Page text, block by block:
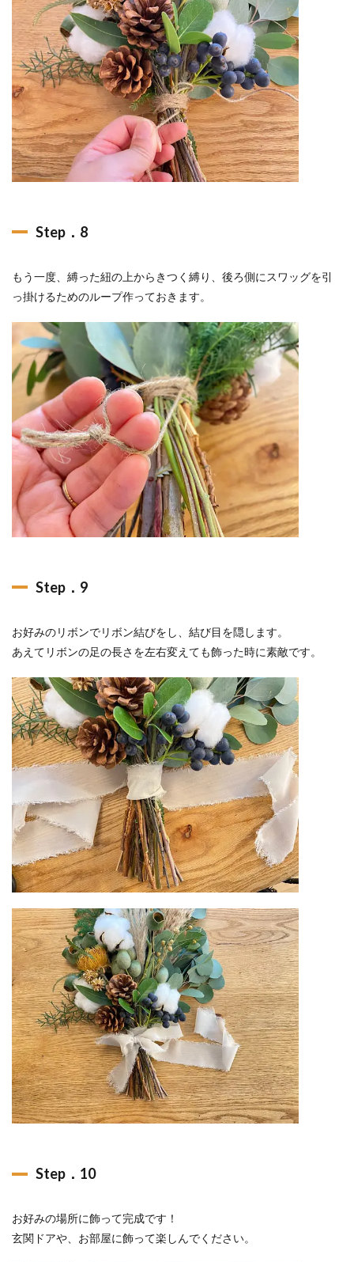
Step．8
もう一度、縛った紐の上からきつく縛り、後ろ側にスワッグを引
っ掛けるためのループ作っておきます。
Step．9
お好みのリボンでリボン結びをし、結び目を隠します。
あえてリボンの足の長さを左右変えても飾った時に素敵です。
Step．10
お好みの場所に飾って完成です！
玄関ドアや、お部屋に飾って楽しんでください。